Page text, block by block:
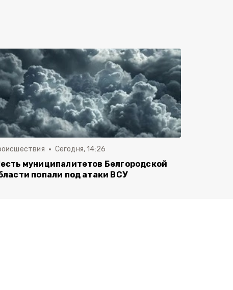
Сегодня, 14:26
муниципалитетов Белгородской
попали под атаки ВСУ